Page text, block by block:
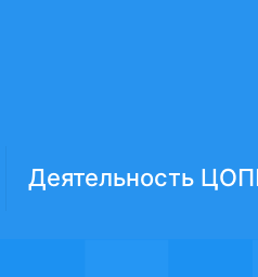
Деятельность